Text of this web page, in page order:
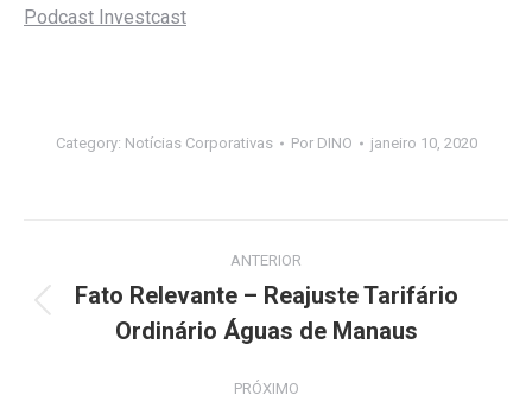
Podcast Investcast
Category: Notícias Corporativas Por DINO janeiro 10, 2020
de
ANTERIOR
Post
anterior:
Fato Relevante – Reajuste Tarifário
Ordinário Águas de Manaus
PRÓXIMO